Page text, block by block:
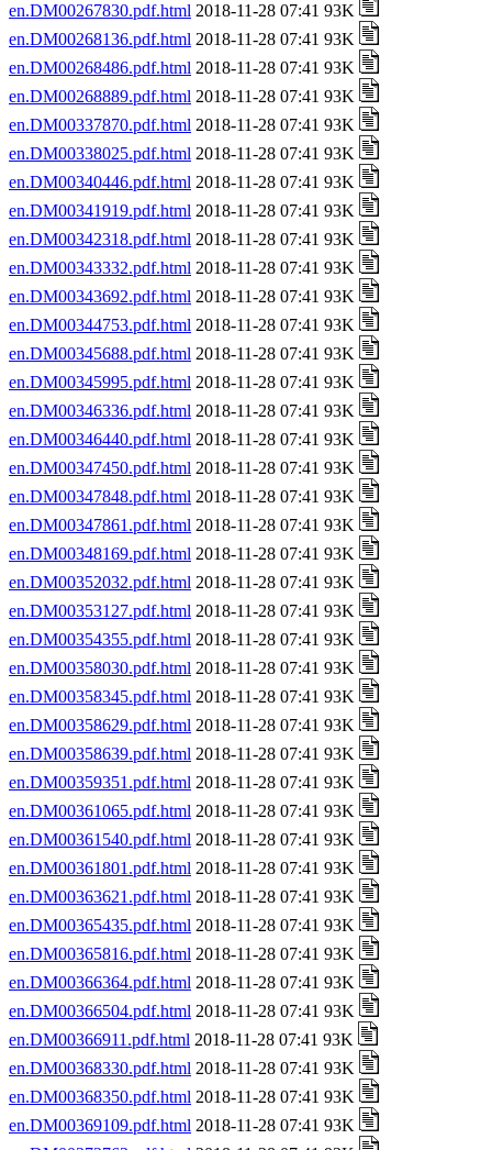
en.DM00267830.pdf.html 2018-11-28 07:41 93K
en.DM00268136.pdf.html 2018-11-28 07:41 93K
en.DM00268486.pdf.html 2018-11-28 07:41 93K
en.DM00268889.pdf.html 2018-11-28 07:41 93K
en.DM00337870.pdf.html 2018-11-28 07:41 93K
en.DM00338025.pdf.html 2018-11-28 07:41 93K
en.DM00340446.pdf.html 2018-11-28 07:41 93K
en.DM00341919.pdf.html 2018-11-28 07:41 93K
en.DM00342318.pdf.html 2018-11-28 07:41 93K
en.DM00343332.pdf.html 2018-11-28 07:41 93K
en.DM00343692.pdf.html 2018-11-28 07:41 93K
en.DM00344753.pdf.html 2018-11-28 07:41 93K
en.DM00345688.pdf.html 2018-11-28 07:41 93K
en.DM00345995.pdf.html 2018-11-28 07:41 93K
en.DM00346336.pdf.html 2018-11-28 07:41 93K
en.DM00346440.pdf.html 2018-11-28 07:41 93K
en.DM00347450.pdf.html 2018-11-28 07:41 93K
en.DM00347848.pdf.html 2018-11-28 07:41 93K
en.DM00347861.pdf.html 2018-11-28 07:41 93K
en.DM00348169.pdf.html 2018-11-28 07:41 93K
en.DM00352032.pdf.html 2018-11-28 07:41 93K
en.DM00353127.pdf.html 2018-11-28 07:41 93K
en.DM00354355.pdf.html 2018-11-28 07:41 93K
en.DM00358030.pdf.html 2018-11-28 07:41 93K
en.DM00358345.pdf.html 2018-11-28 07:41 93K
en.DM00358629.pdf.html 2018-11-28 07:41 93K
en.DM00358639.pdf.html 2018-11-28 07:41 93K
en.DM00359351.pdf.html 2018-11-28 07:41 93K
en.DM00361065.pdf.html 2018-11-28 07:41 93K
en.DM00361540.pdf.html 2018-11-28 07:41 93K
en.DM00361801.pdf.html 2018-11-28 07:41 93K
en.DM00363621.pdf.html 2018-11-28 07:41 93K
en.DM00365435.pdf.html 2018-11-28 07:41 93K
en.DM00365816.pdf.html 2018-11-28 07:41 93K
en.DM00366364.pdf.html 2018-11-28 07:41 93K
en.DM00366504.pdf.html 2018-11-28 07:41 93K
en.DM00366911.pdf.html 2018-11-28 07:41 93K
en.DM00368330.pdf.html 2018-11-28 07:41 93K
en.DM00368350.pdf.html 2018-11-28 07:41 93K
en.DM00369109.pdf.html 2018-11-28 07:41 93K